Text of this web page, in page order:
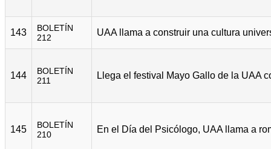
143
BOLETÍN
212
144
BOLETÍN
211
145
BOLETÍN
210